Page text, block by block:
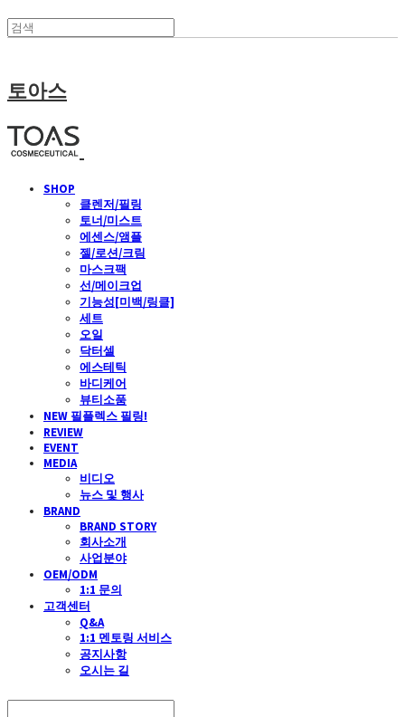
토아스
SHOP
클렌저/필링
토너/미스트
에센스/앰플
젤/로션/크림
마스크팩
선/메이크업
기능성[미백/링클]
세트
오일
닥터셀
에스테틱
바디케어
뷰티소품
NEW 필플렉스 필링!
REVIEW
EVENT
MEDIA
비디오
뉴스 및 행사
BRAND
BRAND STORY
회사소개
사업분야
OEM/ODM
1:1 문의
고객센터
Q&A
1:1 멘토링 서비스
공지사항
오시는 길